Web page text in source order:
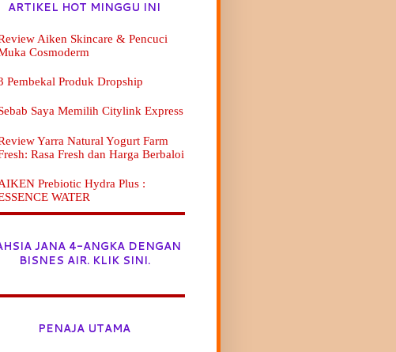
ARTIKEL HOT MINGGU INI
Aiken Skincare & Pencuci
Cosmoderm
Pembekal Produk Dropship
Saya Memilih Citylink Express
Yarra Natural Yogurt Farm
Rasa Fresh dan Harga Berbaloi
Prebiotic Hydra Plus :
WATER
JANA 4-ANGKA DENGAN
BISNES AIR. KLIK SINI.
PENAJA UTAMA